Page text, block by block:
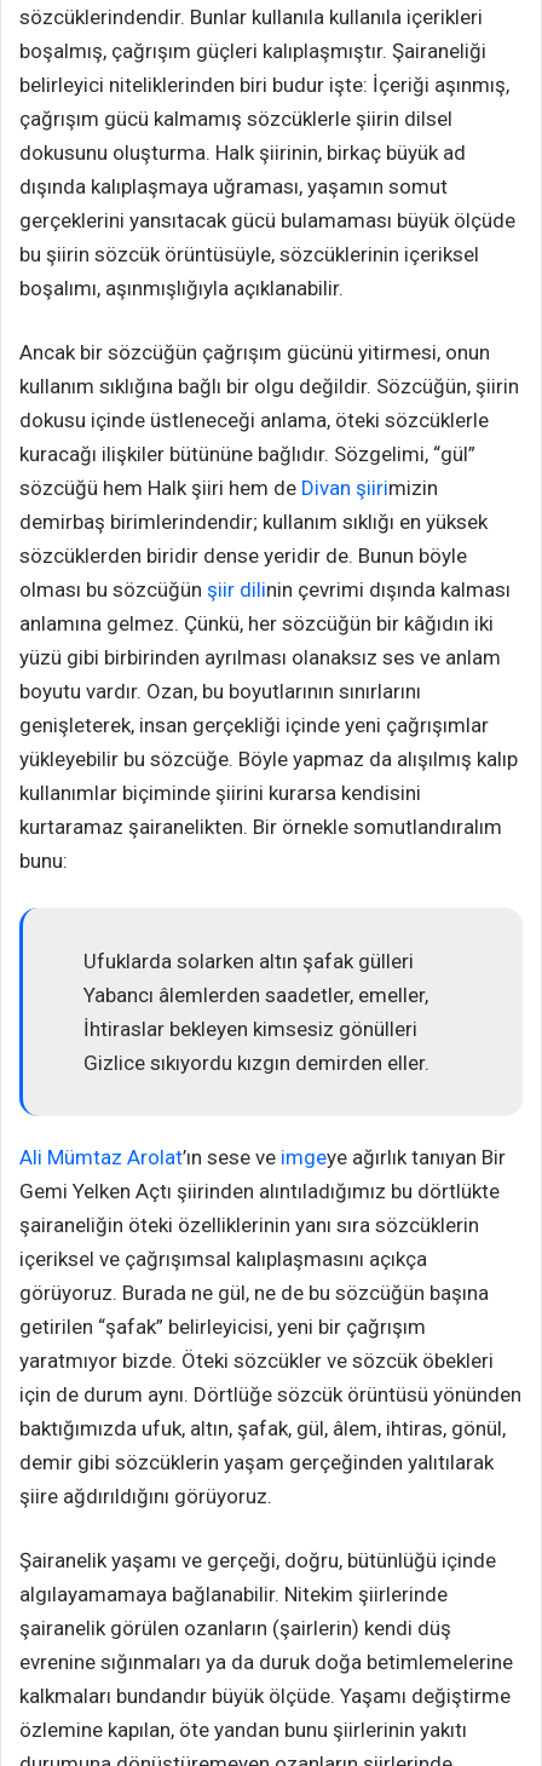
sözcüklerindendir. Bunlar kullanıla kullanıla içerikleri
boşalmış, çağrışım güçleri kalıplaşmıştır. Şairaneliği
belirleyici niteliklerinden biri budur işte: İçeriği aşınmış,
çağrışım gücü kalmamış sözcüklerle şiirin dilsel
dokusunu oluşturma. Halk şiirinin, birkaç büyük ad
dışında kalıplaşmaya uğraması, yaşamın somut
gerçeklerini yansıtacak gücü bulamaması büyük ölçüde
bu şiirin sözcük örüntüsüyle, sözcüklerinin içeriksel
boşalımı, aşınmışlığıyla açıklanabilir.
Ancak bir sözcüğün çağrışım gücünü yitirmesi, onun
kullanım sıklığına bağlı bir olgu değildir. Sözcüğün, şiirin
dokusu içinde üstleneceği anlama, öteki sözcüklerle
kuracağı ilişkiler bütününe bağlıdır. Sözgelimi, “gül”
sözcüğü hem Halk şiiri hem de Divan şiirimizin
demirbaş birimlerindendir; kullanım sıklığı en yüksek
sözcüklerden biridir dense yeridir de. Bunun böyle
olması bu sözcüğün şiir dilinin çevrimi dışında kalması
anlamına gelmez. Çünkü, her sözcüğün bir kâğıdın iki
yüzü gibi birbirinden ayrılması olanaksız ses ve anlam
boyutu vardır. Ozan, bu boyutlarının sınırlarını
genişleterek, insan gerçekliği içinde yeni çağrışımlar
yükleyebilir bu sözcüğe. Böyle yapmaz da alışılmış kalıp
kullanımlar biçiminde şiirini kurarsa kendisini
kurtaramaz şairanelikten. Bir örnekle somutlandıralım
bunu:
Ufuklarda solarken altın şafak gülleri
Yabancı âlemlerden saadetler, emeller,
İhtiraslar bekleyen kimsesiz gönülleri
Gizlice sıkıyordu kızgın demirden eller.
Ali Mümtaz Arolat’ın sese ve imgeye ağırlık tanıyan Bir
Gemi Yelken Açtı şiirinden alıntıladığımız bu dörtlükte
şairaneliğin öteki özelliklerinin yanı sıra sözcüklerin
içeriksel ve çağrışımsal kalıplaşmasını açıkça
görüyoruz. Burada ne gül, ne de bu sözcüğün başına
getirilen “şafak” belirleyicisi, yeni bir çağrışım
yaratmıyor bizde. Öteki sözcükler ve sözcük öbekleri
için de durum aynı. Dörtlüğe sözcük örüntüsü yönünden
baktığımızda ufuk, altın, şafak, gül, âlem, ihtiras, gönül,
demir gibi sözcüklerin yaşam gerçeğinden yalıtılarak
şiire ağdırıldığını görüyoruz.
Şairanelik yaşamı ve gerçeği, doğru, bütünlüğü içinde
algılayamamaya bağlanabilir. Nitekim şiirlerinde
şairanelik görülen ozanların (şairlerin) kendi düş
evrenine sığınmaları ya da duruk doğa betimlemelerine
kalkmaları bundandır büyük ölçüde. Yaşamı değiştirme
özlemine kapılan, öte yandan bunu şiirlerinin yakıtı